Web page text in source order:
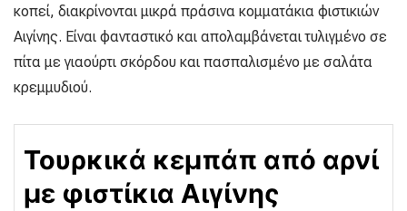
κοπεί, διακρίνονται μικρά πράσινα κομματάκια φιστικιών
Αιγίνης. Είναι φανταστικό και απολαμβάνεται τυλιγμένο σε
πίτα με γιαούρτι σκόρδου και πασπαλισμένο με σαλάτα
κρεμμυδιού.
Τουρκικά κεμπάπ από αρνί
με φιστίκια Αιγίνης